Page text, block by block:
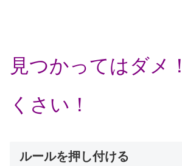
見つかってはダメ
くさい！
ルールを押し付ける